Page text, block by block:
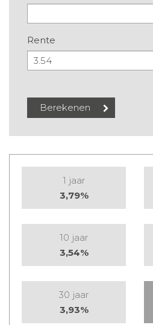
Rente
1 jaar
3,79%
10 jaar
3,54%
30 jaar
3,93%